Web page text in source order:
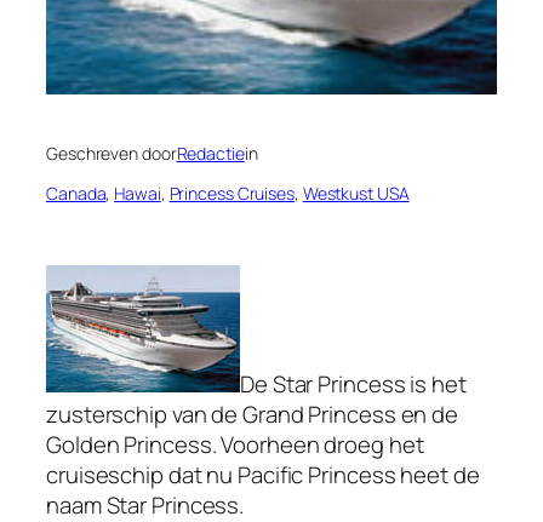
Geschreven doorRedactiein
Canada, Hawai, Princess Cruises, Westkust USA
De Star Princess is het
zusterschip van de Grand Princess en de
Golden Princess. Voorheen droeg het
cruiseschip dat nu Pacific Princess heet de
naam Star Princess.